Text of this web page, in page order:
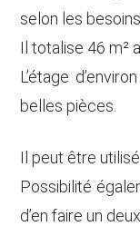
selon les
Il totalise 46 m²
L’étage
belles pièces.
Il peut être
Possibilité
d’en faire un